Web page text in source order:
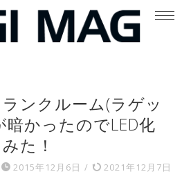
ンクルーム(ラゲッ
かったのでLED化
た！
2015年12月6日 / 2021年12月7日